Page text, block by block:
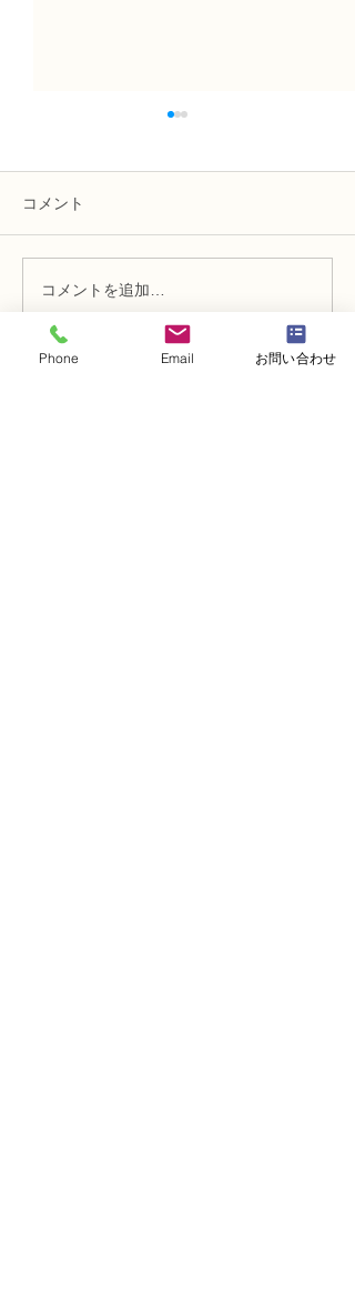
NFD1級試験合格の認定証
コメント
コメントを追加…
Phone Email お問い合わせ